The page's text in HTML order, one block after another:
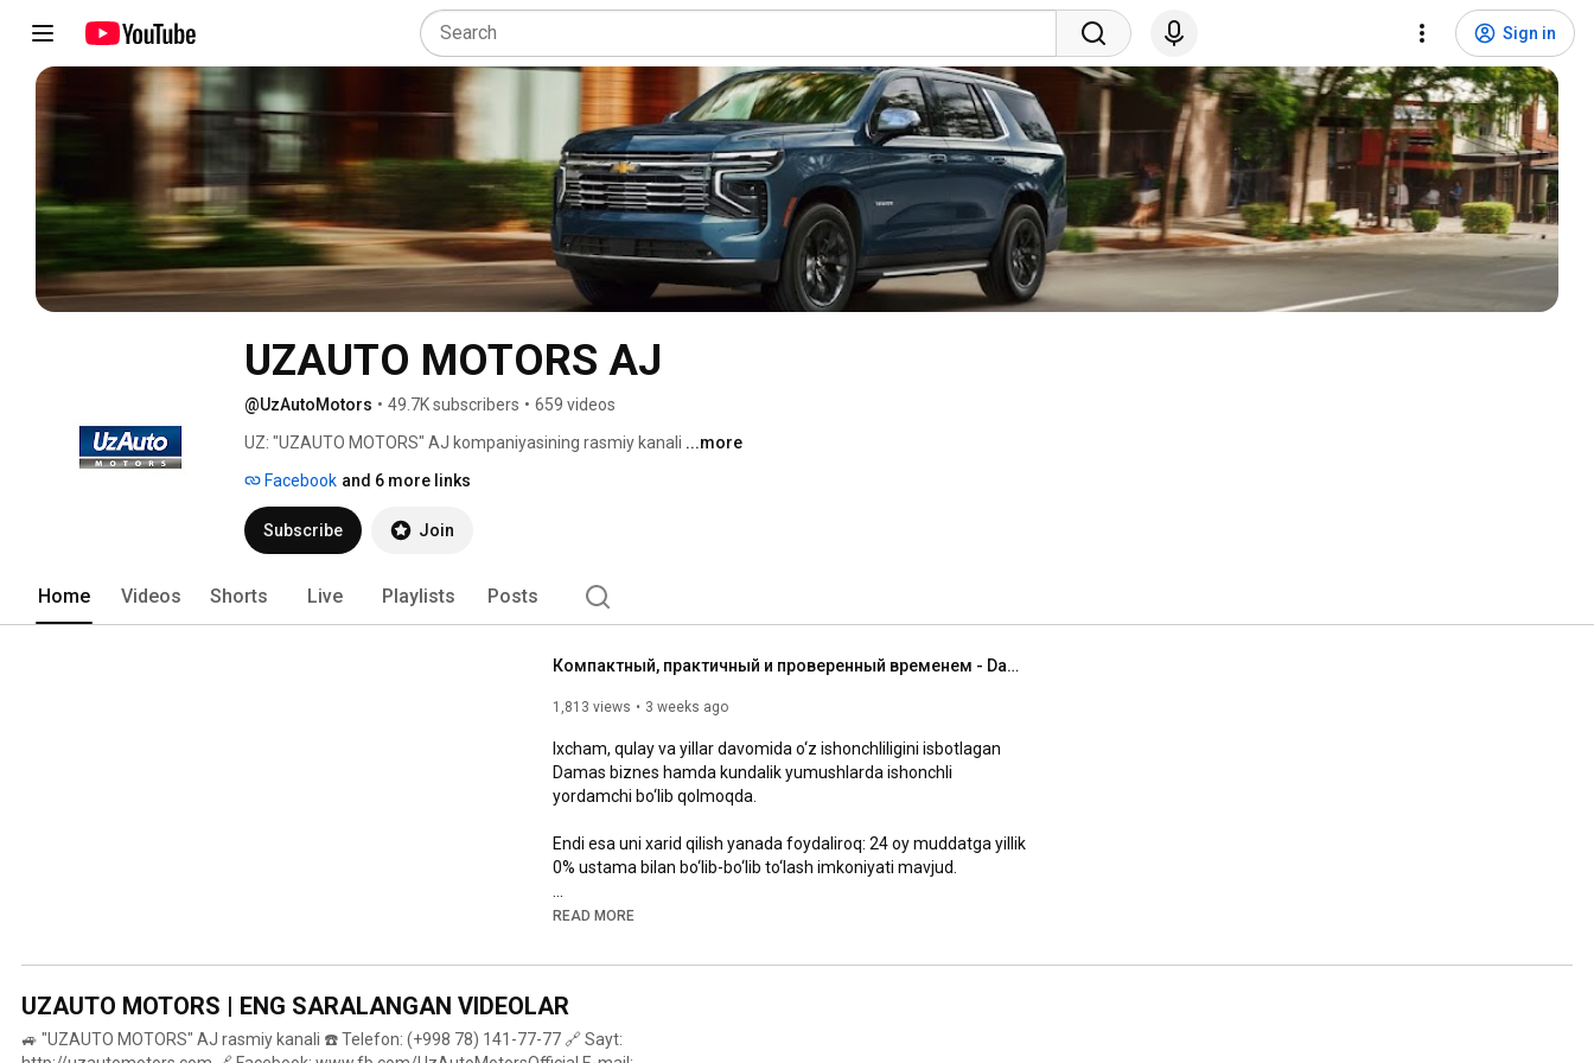
Sign in
UZAUTO MOTORS AJ
@UzAutoMotors • 49.7K subscribers • 659 videos
UZ: "UZAUTO MOTORS" AJ kompaniyasining rasmiy kanali ...more
Facebook and 6 more links
Subscribe Join
Home Videos Shorts Live Playlists Posts
Компактный, практичный и проверенный временем - Damas  #chevrolet #damas #uzauto
1,813 views 3 weeks ago
Ixcham, qulay va yillar davomida o‘z ishonchliligini isbotlagan
Damas biznes hamda kundalik yumushlarda ishonchli
yordamchi bo‘lib qolmoqda.
Endi esa uni xarid qilish yanada foydaliroq: 24 oy muddatga yillik
0% ustama bilan bo‘lib-bo‘lib to‘lash imkoniyati mavjud.
Batafsil ma’lumotni Chevrolet’ning eng yaqin dilerlik
Компактный, практичный и проверенный временем - Damas
остаётся надёжным помощником для бизнеса и
READ MORE
UZAUTO MOTORS | ENG SARALANGAN VIDEOLAR
🚙 "UZAUTO MOTORS" AJ rasmiy kanali ☎️ Telefon: (+998 78) 141-77-77 🔗 Sayt: